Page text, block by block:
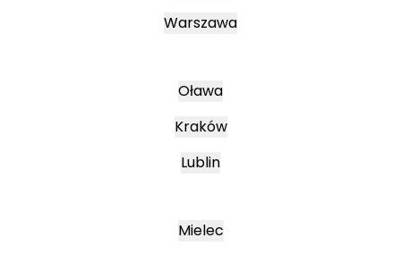
Warszawa
Oława
Kraków
Lublin
Mielec